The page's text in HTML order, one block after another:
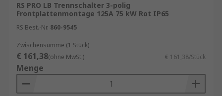
RS PRO LB Trennschalter 3-polig
Frontplattenmontage 125A 75 kW Rot IP65
RS Best.-Nr. 860-9545
Zwischensumme (1 Stück)
€ 161,38(ohne MwSt.) € 161,38/Stück
Menge